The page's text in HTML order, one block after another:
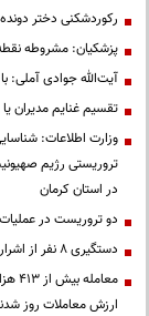
رکوردشکنی دختر
پزشکیان: مشروطه
آیت‌الله جوادی آملی:
تقسیم غنایم مدیران
در استان کرمان
دو تروریست در عملیات
دستگیری ۸ نفر از اشرار مسلح شاخص و مرتبطین گروهک‌های تروریستی
ارزش معاملات روز